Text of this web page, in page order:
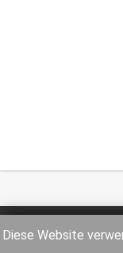
Diese Website